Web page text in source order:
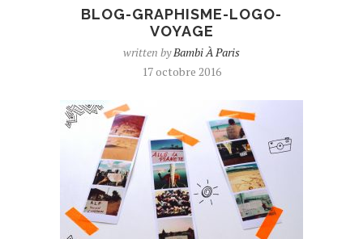
BLOG-GRAPHISME-LOGO-
VOYAGE
written byBambi À Paris
17 octobre 2016